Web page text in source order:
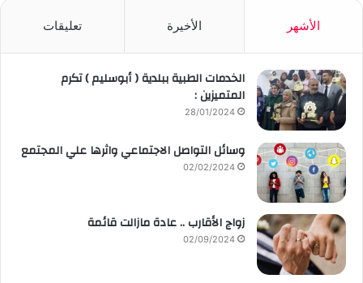
الأشهر الأخيرة تعليقات
الخدمات الطبية ببلدية ( أبوسليم ) تكرم
المتميزين :
28/01/2024
وسائل التواصل الاجتماعي واثرها علي المجتمع
02/02/2024
زواج الأقارب .. عادة مازالت قائمة
02/09/2024